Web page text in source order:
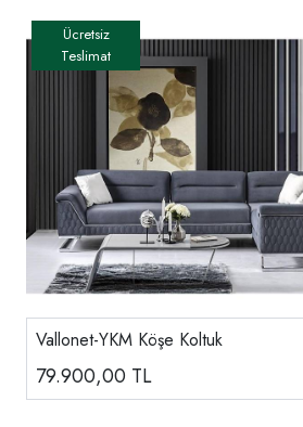
Vallonet-YKM Köşe Koltuk
79.900,00 TL